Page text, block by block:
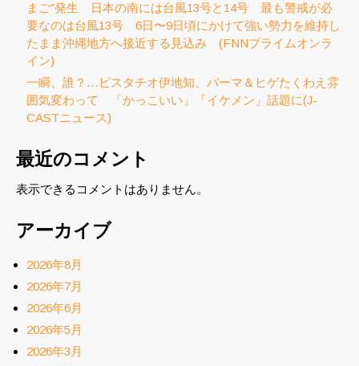
まご”発生 日本の南には台風13号と14号 最も警戒が必
要なのは台風13号 6日〜9日頃にかけて強い勢力を維持し
たまま沖縄地方へ接近する見込み (FNNプライムオンラ
イン)
一瞬、誰？…ピスタチオ伊地知、パーマ＆ヒゲたくわえ雰
囲気変わって 「かっこいい」「イケメン」話題に(J-
CASTニュース)
最近のコメント
表示できるコメントはありません。
アーカイブ
2026年8月
2026年7月
2026年6月
2026年5月
2026年3月